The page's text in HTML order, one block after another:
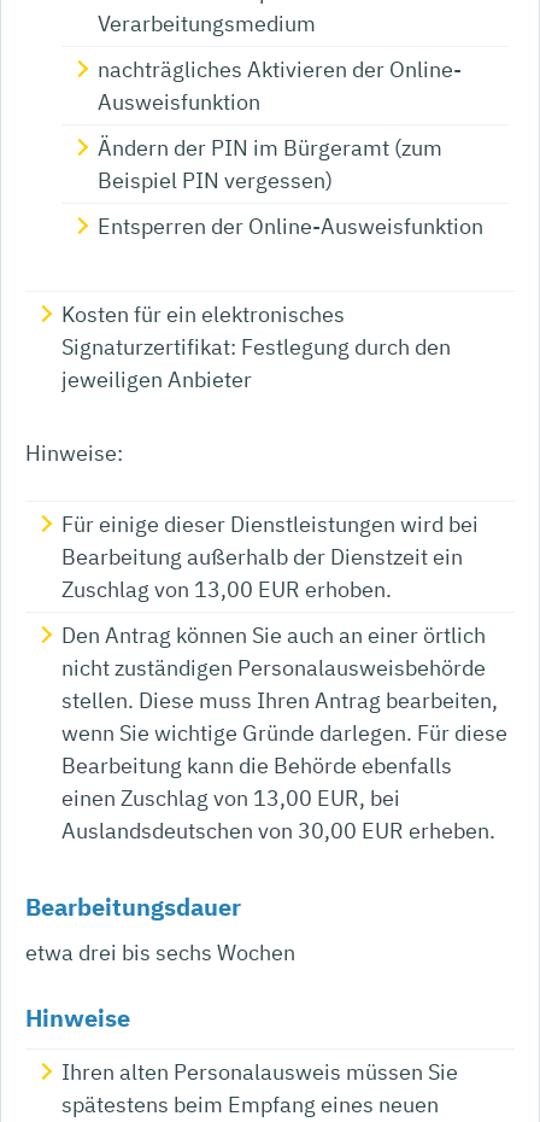
Verarbeitungsmedium
nachträgliches Aktivieren der Online-
Ausweisfunktion
Ändern der PIN im Bürgeramt (zum
Beispiel PIN vergessen)
Entsperren der Online-Ausweisfunktion
Kosten für ein elektronisches
Signaturzertifikat: Festlegung durch den
jeweiligen Anbieter
Hinweise:
Für einige dieser Dienstleistungen wird bei
Bearbeitung außerhalb der Dienstzeit ein
Zuschlag von 13,00 EUR erhoben.
Den Antrag können Sie auch an einer örtlich
nicht zuständigen Personalausweisbehörde
stellen. Diese muss Ihren Antrag bearbeiten,
wenn Sie wichtige Gründe darlegen. Für diese
Bearbeitung kann die Behörde ebenfalls
einen Zuschlag von 13,00 EUR, bei
Auslandsdeutschen von 30,00 EUR erheben.
Bearbeitungsdauer
etwa drei bis sechs Wochen
Hinweise
Ihren alten Personalausweis müssen Sie
spätestens beim Empfang eines neuen